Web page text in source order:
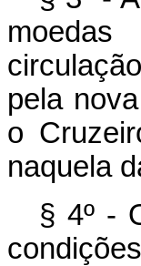
moedas
pela
o
naquela
§ 4º -